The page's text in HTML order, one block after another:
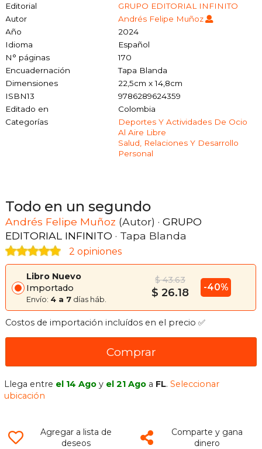
Editorial
GRUPO EDITORIAL INFINITO
Autor
Andrés Felipe Muñoz
Año
2024
Idioma
Español
N° páginas
170
Encuadernación
Tapa Blanda
Dimensiones
22,5cm x 14,8cm
ISBN13
9786289624359
Editado en
Colombia
Categorías
Deportes Y Actividades De Ocio
Al Aire Libre
Salud, Relaciones Y Desarrollo
Personal
Todo en un segundo
Andrés Felipe Muñoz (Autor) · GRUPO
EDITORIAL INFINITO · Tapa Blanda
2 opiniones
Libro Nuevo
Importado
Envío: 4 a 7 días háb.
$ 43.63
$ 26.18 -40%
Costos de importación incluídos en el precio ✅
Comprar
Llega entre el 14 Ago y el 21 Ago a FL.Seleccionar
ubicación
Agregar a lista de
deseos
Comparte y gana
dinero